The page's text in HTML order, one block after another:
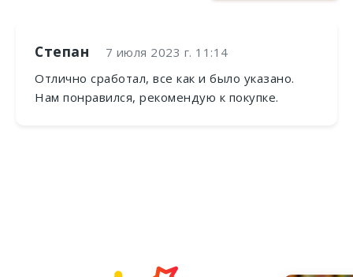
Степан
7 июля 2023 г. 11:14
Отлично сработал, все как и было указано.
Нам понравился, рекомендую к покупке.